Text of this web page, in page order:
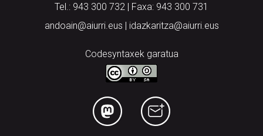
Tel.: 943 300 732 | Faxa: 943 300 731
andoain@aiurri.eus | idazkaritza@aiurri.eus
Codesyntaxek garatua